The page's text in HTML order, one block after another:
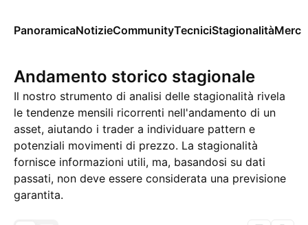
PanoramicaNotizieCommunityTecniciStagionalità
Andamento storico stagionale
Il nostro strumento di analisi delle stagionalità rivela
le tendenze mensili ricorrenti nell'andamento di un
asset, aiutando i trader a individuare pattern e
potenziali movimenti di prezzo. La stagionalità
fornisce informazioni utili, ma, basandosi su dati
passati, non deve essere considerata una previsione
garantita.